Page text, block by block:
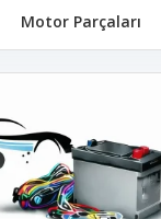
Motor Parçaları